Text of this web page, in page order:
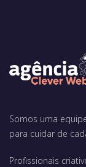
Somos uma
para cuidar de
Profissionais